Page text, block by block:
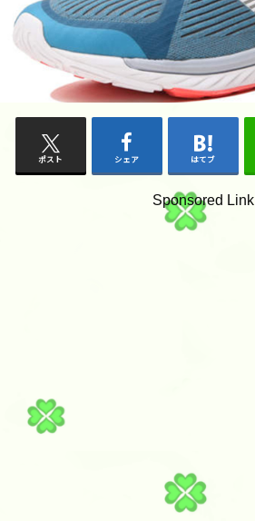
ポスト シェア はてブ
Sponsored Link